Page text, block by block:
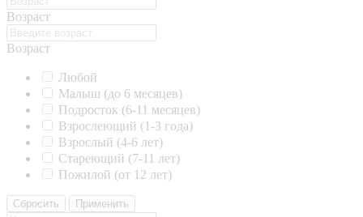
Возраст
Возраст
Любой
Малыш (до 6 месяцев)
Подросток (6-11 месяцев)
Взрослеющий (1-3 года)
Взрослый (4-6 лет)
Стареющий (7-11 лет)
Пожилой (от 12 лет)
Сбросить Применить